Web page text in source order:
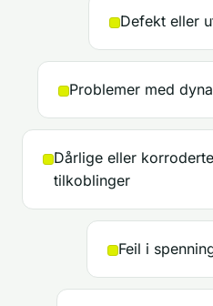
Defekt eller
Problemer med
Dårlige eller
tilkoblinger
Feil i